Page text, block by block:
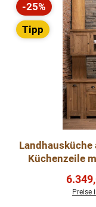
Rabatt
-25%
Tipp
Küchenzeile
Preise